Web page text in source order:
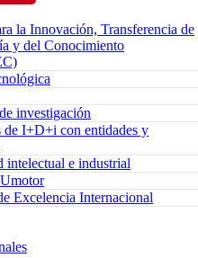
la Innovación, Transferencia de
y del Conocimiento
investigación
de I+D+i con entidades y
intelectual e industrial
Excelencia Internacional